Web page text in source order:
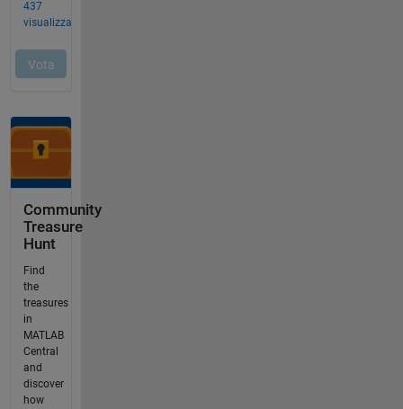
Community
Treasure
Hunt
Find
the
treasures
in
MATLAB
Central
and
discover
how